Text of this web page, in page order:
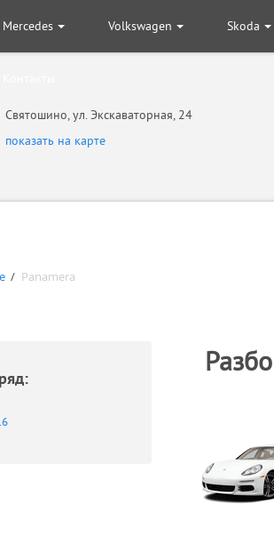
Mercedes Volkswagen Skoda
Святошино, ул. Экскаваторная, 24
показать на карте
Panamera